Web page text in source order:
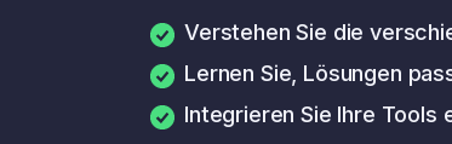
Verstehen Sie die
Lernen Sie, Lösungen
Integrieren Sie Ihre